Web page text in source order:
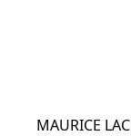
MAURICE